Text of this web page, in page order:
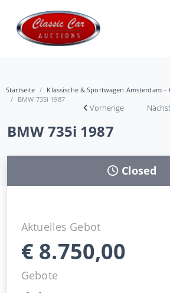
Startseite
Klassische & Sportwagen Amsterdam
BMW 735i 1987
Vorherige
BMW 735i 1987
Closed
Aktuelles Gebot
€ 8.750,00
Gebote